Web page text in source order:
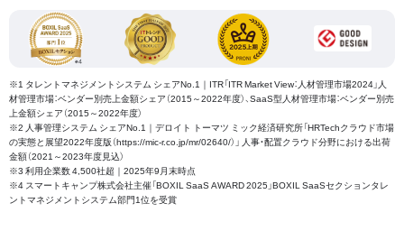
※1 タレントマネジメントシステム シェアNo.1｜ITR「ITR Market View：人材管理市場2024」人
材管理市場：ベンダー別売上金額シェア（2015～2022年度）、SaaS型人材管理市場：ベンダー別売
上金額シェア（2015～2022年度）
※2 人事管理システム シェアNo.1｜デロイト トーマツ ミック経済研究所「HRTechクラウド市場
の実態と展望2022年度版（https://mic-r.co.jp/mr/02640/）」 人事・配置クラウド分野における出荷
金額（2021～2023年度見込）
※3 利用企業数 4,500社超｜2025年9月末時点
※4 スマートキャンプ株式会社主催「BOXIL SaaS AWARD 2025」BOXIL SaaSセクションタレ
ントマネジメントシステム部門1位を受賞